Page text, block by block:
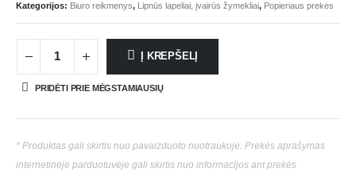
Kategorijos: Biuro reikmenys, Lipnūs lapeliai, įvairūs žymekliai, Popieriaus prekės
Į KREPŠELĮ
PRIDĖTI PRIE MĖGSTAMIAUSIŲ
* Produktas gali skirtis nuo pavaizduoto nuotraukoje. Prekės aprašymas
internetinėje parduotuvėje gali skirtis nuo informacijos ant prekės